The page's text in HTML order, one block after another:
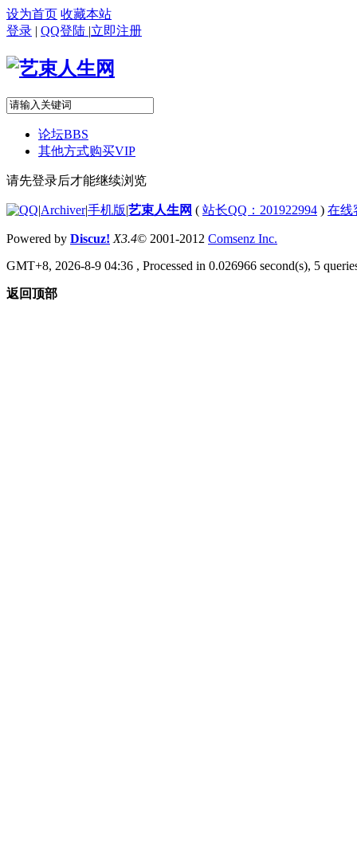
设为首页 收藏本站
登录 | QQ登陆 |立即注册
论坛BBS
其他方式购买VIP
请先登录后才能继续浏览
|Archiver|手机版|艺束人生网 ( 站长QQ：201922994 ) 在线
Powered by Discuz! X3.4© 2001-2012 Comsenz Inc.
GMT+8, 2026-8-9 04:36 , Processed in 0.026966 second(s), 5
返回顶部